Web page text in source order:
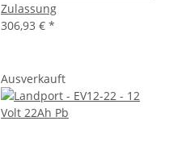
Zulassung
306,93 € *
Ausverkauft